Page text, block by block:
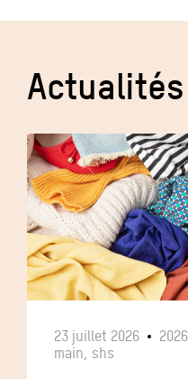
23 juillet 2026
main, shs